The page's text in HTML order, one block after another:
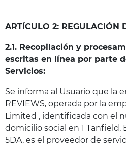
ARTÍCULO 2: REGULACIÓN
2.1. Recopilación y
escritas en línea por parte
Servicios:
Se informa al Usuario que la
REVIEWS, operada por la
Limited , identificada con el
domicilio social en 1 Tanfield,
5DA, es el proveedor de